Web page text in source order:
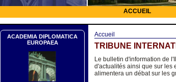
ACCUEIL
ACADEMIA DIPLOMATICA
EUROPAEA
Accueil
TRIBUNE
Le bulletin d'information de
d'actualités ainsi que sur les
alimentera un débat sur les